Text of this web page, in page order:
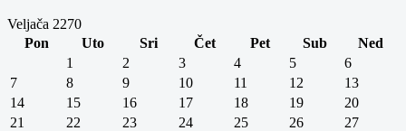
Veljača 2270
Pon
Uto Sri Čet Pet Sub
Ned
1
2 3 4 5
6
7
8 9 10 11 12
13
14
15 16 17 18 19
20
21
22 23 24 25 26
27